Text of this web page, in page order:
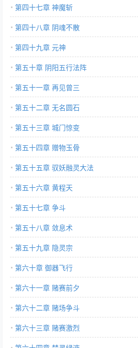
第四十七章 神魔斩
第四十八章 阴魂不散
第四十九章 元神
第五十章 阴阳五行法阵
第五十一章 再见曾三
第五十二章 无名圆石
第五十三章 城门惊变
第五十四章 赠物玉骨
第五十五章 驭妖融灵大法
第五十六章 黄程天
第五十七章 争斗
第五十八章 敛息术
第五十九章 隐灵宗
第六十章 御器飞行
第六十一章 赌赛前夕
第六十二章 赌场争斗
第六十三章 赌赛激烈